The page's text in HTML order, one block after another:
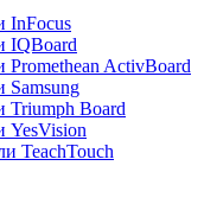
InFocus
IQBoard
ActivBoard
Samsung
Triumph Board
YesVision
TeachTouch